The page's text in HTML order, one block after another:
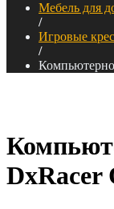
Мебель для
/
Игровые
/